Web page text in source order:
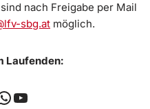
nach Freigabe per Mail
sbg.at möglich.
Laufenden: